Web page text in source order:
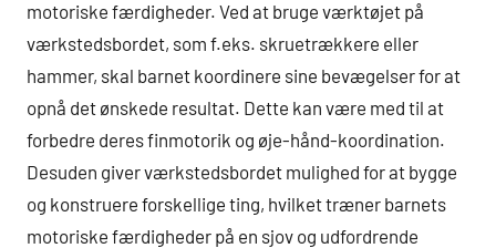
motoriske færdigheder. Ved at bruge værktøjet på
værkstedsbordet, som f.eks. skruetrækkere eller
hammer, skal barnet koordinere sine bevægelser for at
opnå det ønskede resultat. Dette kan være med til at
forbedre deres finmotorik og øje-hånd-koordination.
Desuden giver værkstedsbordet mulighed for at bygge
og konstruere forskellige ting, hvilket træner barnets
motoriske færdigheder på en sjov og udfordrende